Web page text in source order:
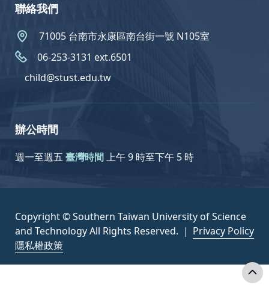
聯絡我們
71005 台南市永康區南台街一號 N105室
06-253-3131 ext.6501
child@stust.edu.tw
辦公時間
週一至週五 臺灣時間上午 9 時至下午 5 時
Copyright © Southern Taiwan University of Science
and Technology All Rights Reserved. ｜ Privacy Policy
隱私權政策